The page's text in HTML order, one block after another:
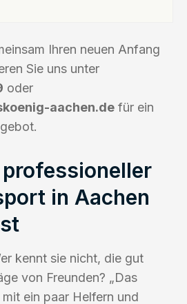
Ihren neuen Anfang
Sie uns unter
oder
aachen.de für ein
in Aachen
kennt sie nicht, die gut
von Freunden? „Das
ein paar Helfern und